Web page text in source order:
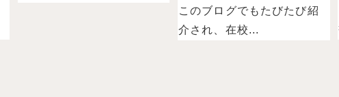
このブログでもたびたび紹
介され、在校...